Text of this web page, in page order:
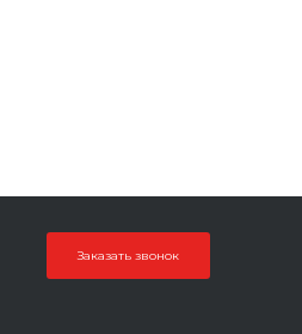
Заказать звонок